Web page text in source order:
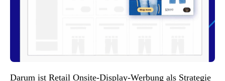
Darum ist Retail Onsite-Display-Werbung als Strategie